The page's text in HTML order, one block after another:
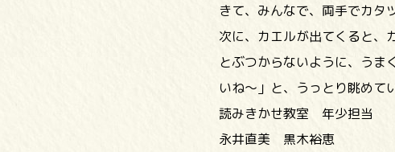
きて、みんなで、両手でカタ
次に、カエルが出てくると、
とぶつからないように、うま
いね～」と、うっとり眺めて
読みきかせ教室 年少担当
永井直美 黒木裕恵